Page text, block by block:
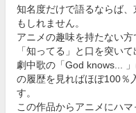
知名度だけで語るならば
もしれません。
アニメの趣味を持たない
「知ってる」と口を突い
劇中歌の「God knows...
の履歴を見ればほぼ100％
す。
この作品からアニメにハ